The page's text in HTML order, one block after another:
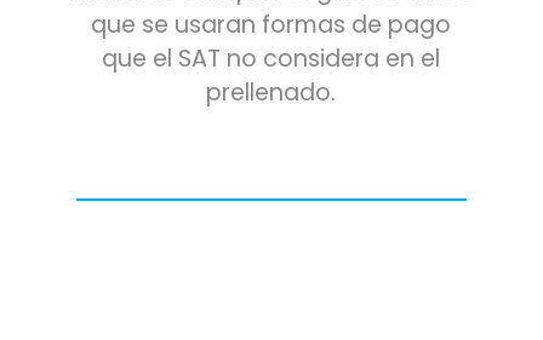
que se usaran formas de pago
que el SAT no considera en el
prellenado.